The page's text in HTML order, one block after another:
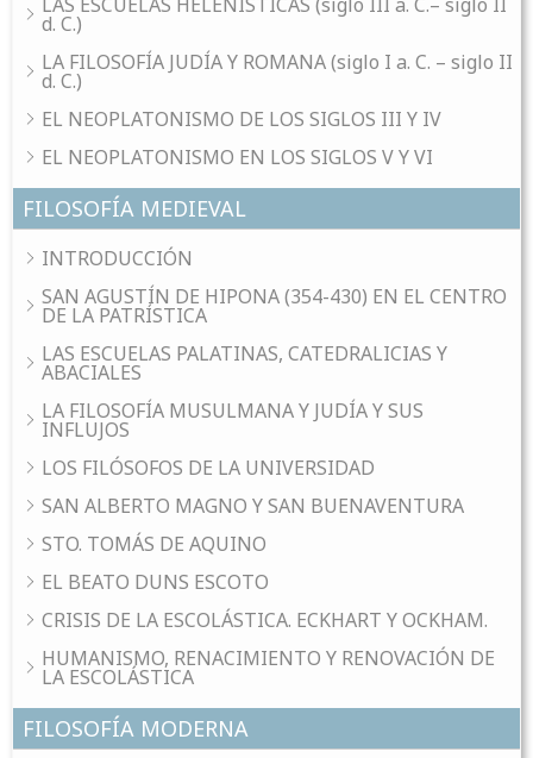
LAS ESCUELAS HELENÍSTICAS (siglo III a. C.– siglo II
d. C.)
LA FILOSOFÍA JUDÍA Y ROMANA (siglo I a. C. – siglo II
d. C.)
EL NEOPLATONISMO DE LOS SIGLOS III Y IV
EL NEOPLATONISMO EN LOS SIGLOS V Y VI
FILOSOFÍA MEDIEVAL
INTRODUCCIÓN
SAN AGUSTÍN DE HIPONA (354-430) EN EL CENTRO
DE LA PATRÍSTICA
LAS ESCUELAS PALATINAS, CATEDRALICIAS Y
ABACIALES
LA FILOSOFÍA MUSULMANA Y JUDÍA Y SUS
INFLUJOS
LOS FILÓSOFOS DE LA UNIVERSIDAD
SAN ALBERTO MAGNO Y SAN BUENAVENTURA
STO. TOMÁS DE AQUINO
EL BEATO DUNS ESCOTO
CRISIS DE LA ESCOLÁSTICA. ECKHART Y OCKHAM.
HUMANISMO, RENACIMIENTO Y RENOVACIÓN DE
LA ESCOLÁSTICA
FILOSOFÍA MODERNA